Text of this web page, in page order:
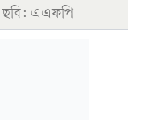
ছবি: এএফপি